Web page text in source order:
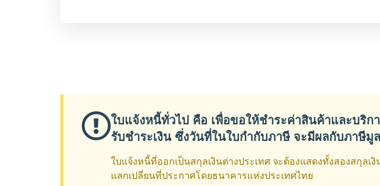
ใบแจ้งหนี้ทั่วไป คือ เพื่อขอให้ชำระค่าสินค้าและบริ
รับชำระเงิน ซึ่งวันที่ในใบกำกับภาษี จะมีผลกับภาษีมู
ใบแจ้งหนี้ที่ออกเป็นสกุลเงินต่างประเทศ จะต้องแสดงทั้งสองสกุล
แลกเปลี่ยนที่ประกาศโดยธนาคารแห่งประเทศไทย